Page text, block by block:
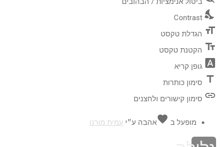
nights_stay
Contrast
format_size הגדלת טקסט
text_fields הקטנת טקסט
font_download גופן קריא
title סימון כותרות
link סימון קישורים ולחצנים
מופעל ב favoriteאהבה ע״י עמית מורנו